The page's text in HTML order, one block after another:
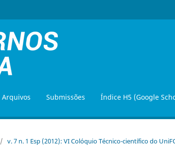
Arquivos Submissões Índice H5 (Google
/ v. 7 n. 1 Esp (2012): VI Colóquio Técnico-científico do